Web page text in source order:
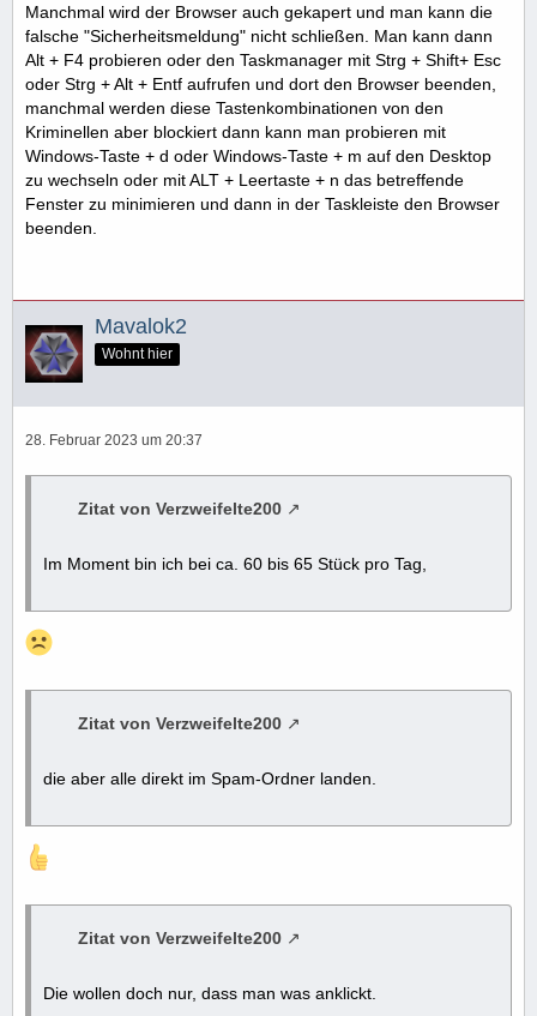
Manchmal wird der Browser auch gekapert und man kann die
falsche "Sicherheitsmeldung" nicht schließen. Man kann dann
Alt + F4 probieren oder den Taskmanager mit Strg + Shift+ Esc
oder Strg + Alt + Entf aufrufen und dort den Browser beenden,
manchmal werden diese Tastenkombinationen von den
Kriminellen aber blockiert dann kann man probieren mit
Windows-Taste + d oder Windows-Taste + m auf den Desktop
zu wechseln oder mit ALT + Leertaste + n das betreffende
Fenster zu minimieren und dann in der Taskleiste den Browser
beenden.
Mavalok2
Wohnt hier
28. Februar 2023 um 20:37
Zitat von Verzweifelte200
Im Moment bin ich bei ca. 60 bis 65 Stück pro Tag,
Zitat von Verzweifelte200
die aber alle direkt im Spam-Ordner landen.
Zitat von Verzweifelte200
Die wollen doch nur, dass man was anklickt.